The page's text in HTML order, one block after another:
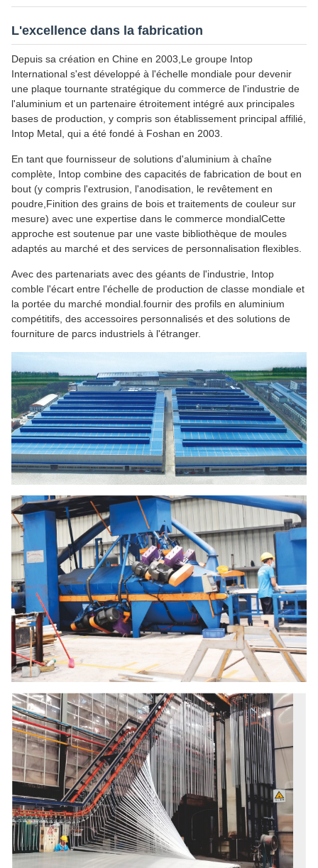
L'excellence dans la fabrication
Depuis sa création en Chine en 2003,Le groupe Intop
International s'est développé à l'échelle mondiale pour devenir
une plaque tournante stratégique du commerce de l'industrie de
l'aluminium et un partenaire étroitement intégré aux principales
bases de production, y compris son établissement principal affilié,
Intop Metal, qui a été fondé à Foshan en 2003.
En tant que fournisseur de solutions d'aluminium à chaîne
complète, Intop combine des capacités de fabrication de bout en
bout (y compris l'extrusion, l'anodisation, le revêtement en
poudre,Finition des grains de bois et traitements de couleur sur
mesure) avec une expertise dans le commerce mondialCette
approche est soutenue par une vaste bibliothèque de moules
adaptés au marché et des services de personnalisation flexibles.
Avec des partenariats avec des géants de l'industrie, Intop
comble l'écart entre l'échelle de production de classe mondiale et
la portée du marché mondial.fournir des profils en aluminium
compétitifs, des accessoires personnalisés et des solutions de
fourniture de parcs industriels à l'étranger.